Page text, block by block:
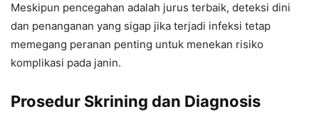
Meskipun pencegahan adalah jurus terbaik, deteksi dini
dan penanganan yang sigap jika terjadi infeksi tetap
memegang peranan penting untuk menekan risiko
komplikasi pada janin.
Prosedur Skrining dan Diagnosis